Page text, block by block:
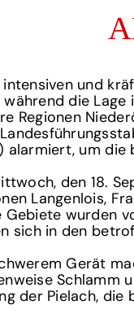
intensiven und
während die
Regionen
alarmiert, um
den 18.
Langenlois,
Gebiete wurden
sich in den
Gerät
Schlamm
der Pielach,